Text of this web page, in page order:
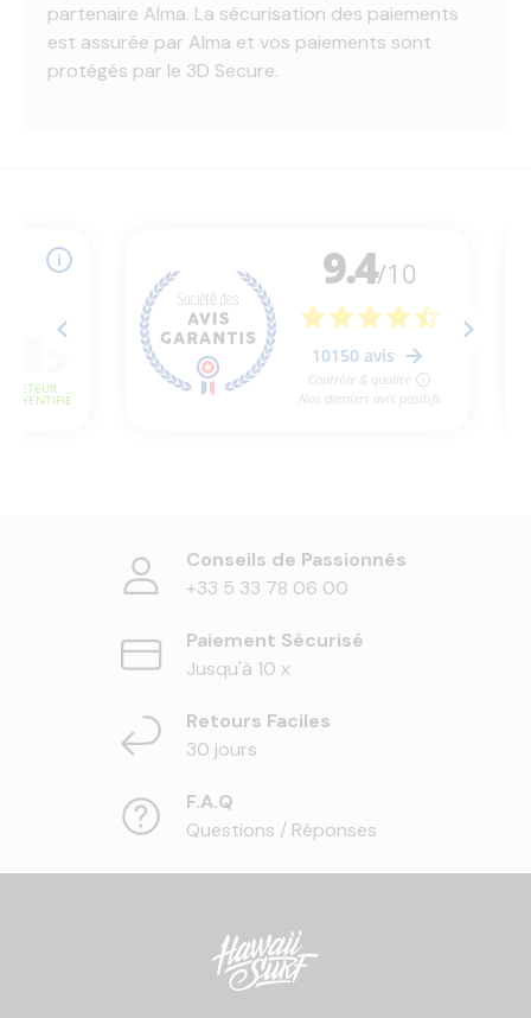
partenaire Alma. La sécurisation des paiements
est assurée par Alma et vos paiements sont
protégés par le 3D Secure.
Conseils de Passionnés
+33 5 33 78 06 00
Paiement Sécurisé
Jusqu'à 10 x
Retours Faciles
30 jours
F.A.Q
Questions / Réponses